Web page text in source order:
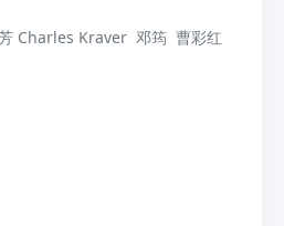
Charles Kraver 邓筠 曹彩红